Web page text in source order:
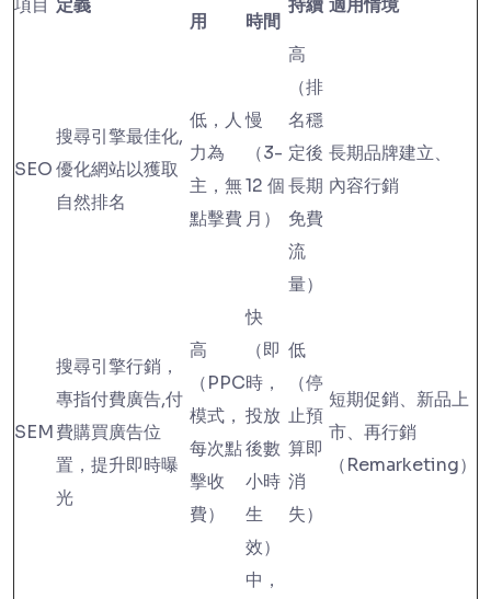
用
時間
SEO
搜尋引擎最佳化,
優化網站以獲取
自然排名
低，人
力為
主，無
點擊費
慢
（3-
12 個
月）
高
（排
名穩
定後
長期
免費
流
量）
長期品牌建立、
內容行銷
SEM
搜尋引擎行銷，
專指付費廣告,付
費購買廣告位
置，提升即時曝
光
高
（PPC
模式，
每次點
擊收
費）
快
（即
時，
投放
後數
小時
生
效）
低
（停
止預
算即
消
失）
短期促銷、新品上
市、再行銷
（Remarketing）
中，